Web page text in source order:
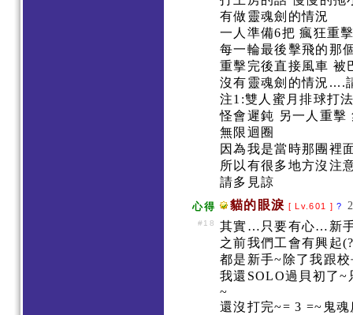
有做靈魂劍的情況
一人準備6把 瘋狂重
每一輪最後擊飛的那
重擊完後直接風車
沒有靈魂劍的情況....
注1:雙人蜜月排球打
怪會遲鈍 另一人重
無限迴圈
因為我是當時那團裡
所以有很多地方沒注
請多見諒
心得 貓的眼淚 [ Lv.601 ]?
#18
其實…只要有心…新
之前我們工會有興起
都是新手~除了我跟
我還SOLO過貝初了
~
還沒打完~= 3 =~鬼